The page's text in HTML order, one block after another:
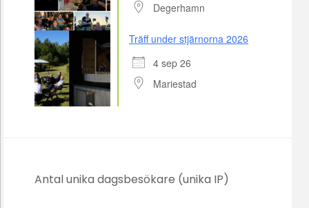
Degerhamn
Träff under stjärnorna 2026
4 sep 26
Mariestad
Antal unika dagsbesökare (unika IP)